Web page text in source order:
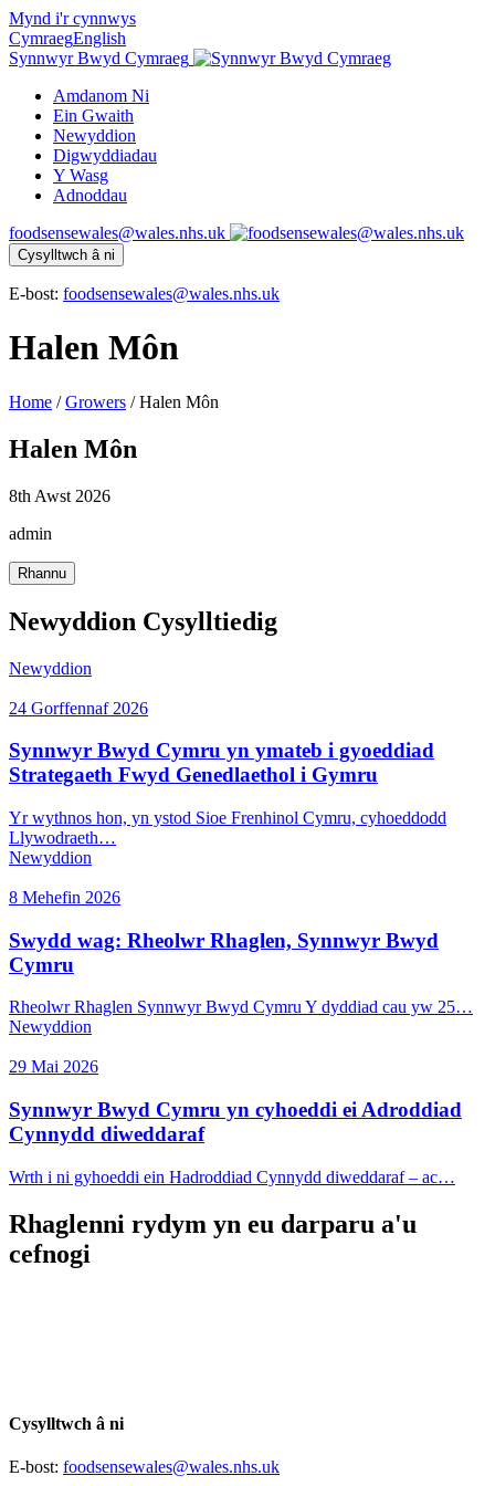
Mynd i'r cynnwys
CymraegEnglish
Synnwyr Bwyd Cymraeg
Amdanom Ni
Ein Gwaith
Newyddion
Digwyddiadau
Y Wasg
Adnoddau
foodsensewales@wales.nhs.uk
Cysylltwch â ni
E-bost: foodsensewales@wales.nhs.uk
Halen Môn
Home /Growers /Halen Môn
Halen Môn
8th Awst 2026
admin
Rhannu
Newyddion Cysylltiedig
Newyddion
24 Gorffennaf 2026
Synnwyr Bwyd Cymru yn ymateb i gyoeddiad
Strategaeth Fwyd Genedlaethol i Gymru
Yr wythnos hon, yn ystod Sioe Frenhinol Cymru, cyhoeddodd
Llywodraeth…
Newyddion
8 Mehefin 2026
Swydd wag: Rheolwr Rhaglen, Synnwyr Bwyd
Cymru
Rheolwr Rhaglen Synnwyr Bwyd Cymru Y dyddiad cau yw 25…
Newyddion
29 Mai 2026
Synnwyr Bwyd Cymru yn cyhoeddi ei Adroddiad
Cynnydd diweddaraf
Wrth i ni gyhoeddi ein Hadroddiad Cynnydd diweddaraf – ac…
Rhaglenni rydym yn eu darparu a'u
cefnogi
Cysylltwch â ni
E-bost: foodsensewales@wales.nhs.uk